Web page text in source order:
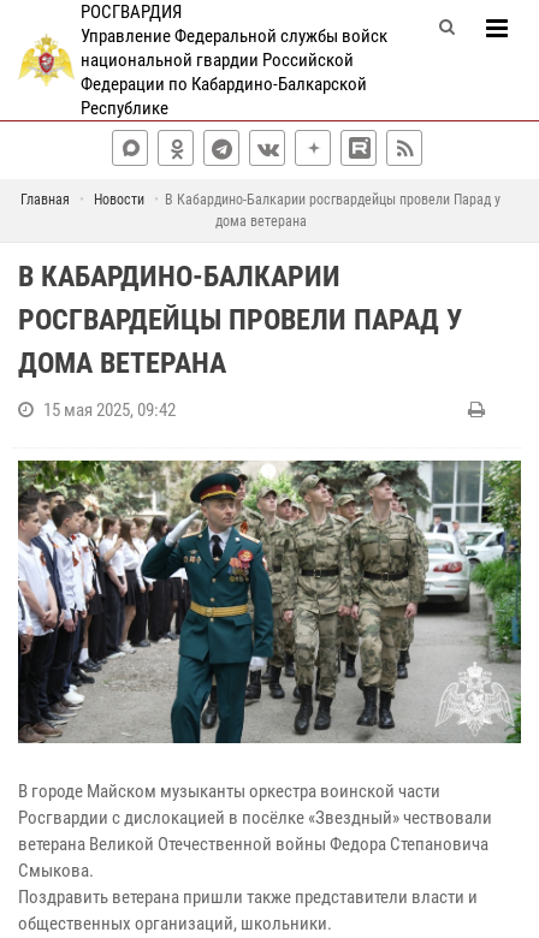
РОСГВАРДИЯ
Управление Федеральной службы войск
национальной гвардии Российской
Федерации по Кабардино-Балкарской
Республике
Главная Новости
В Кабардино-Балкарии росгвардейцы провели Парад у
дома ветерана
В КАБАРДИНО-БАЛКАРИИ
РОСГВАРДЕЙЦЫ ПРОВЕЛИ ПАРАД У
ДОМА ВЕТЕРАНА
15 мая 2025, 09:42
В городе Майском музыканты оркестра воинской части
Росгвардии с дислокацией в посёлке «Звездный» чествовали
ветерана Великой Отечественной войны Федора Степановича
Смыкова.
Поздравить ветерана пришли также представители власти и
общественных организаций, школьники.